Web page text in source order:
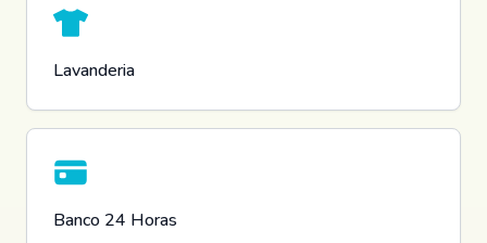
Lavanderia
Banco 24 Horas